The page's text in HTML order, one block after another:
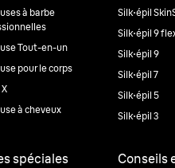
à barbe
Tout-en-un
pour le corps
à cheveux
Silk·épil
Silk·épil 9
Silk·épil 9
Silk·épil 7
Silk·épil 5
Silk·épil 3
spéciales Conseils